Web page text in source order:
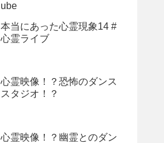
ube
本当にあった心霊現象14 #
心霊ライブ
心霊映像！？恐怖のダンス
スタジオ！？
心霊映像！？幽霊とのダン